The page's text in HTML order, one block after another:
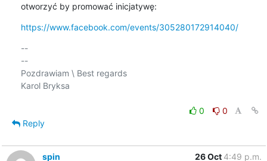
otworzyć by promować inicjatywę:
https://www.facebook.com/events/305280172914040/
--
--
Pozdrawiam \ Best regards
Karol Bryksa
0
0
Reply
spin 26 Oct 4:49 p.m.